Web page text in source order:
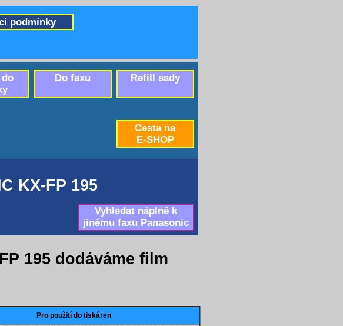
KX-FP 195
Vyhledat náplně k
jinému faxu Panasonic
195 dodáváme film
Pro použití do tiskáren
podmínky
Refill sady
Do faxu
Cesta na
E-SHOP